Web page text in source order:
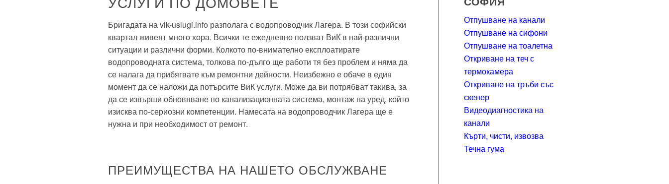
Бригадата на vik-uslugi.info разполага с водопроводчик Лагера. В този софийски
квартал живеят много хора. Всички те ежедневно ползват ВиК в най-различни
ситуации и различни форми. Колкото по-внимателно експлоатирате
водопроводната система, толкова по-дълго ще работи тя без проблем и няма да
се налага да прибягвате към ремонтни дейности. Неизбежно е обаче в един
момент да се наложи да потърсите ВиК услуги. Може да ви потрябват такива, за
да се извърши обновяване по канализационната система, монтаж на уред, който
изисква по-сериозни компетенции. Намесата на водопроводчик Лагера ще е
нужна и при необходимост от ремонт.
ПРЕИМУЩЕСТВА НА НАШЕТО ОБСЛУЖВАНЕ
Отпушване на канали
Отпушване на сифони
Отпушване на тоалетна
Откриване на теч с
термокамера
Откриване на тръби със
скенер
Видеодиагностика на
канали
Кърти, чисти, извозва
Течна гума